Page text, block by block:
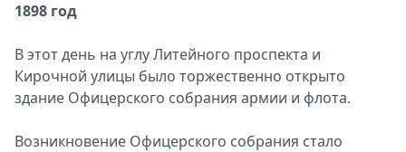
1898 год
В этот день на углу Литейного проспекта и
Кирочной улицы было торжественно открыто
здание Офицерского собрания армии и флота.
Возникновение Офицерского собрания стало